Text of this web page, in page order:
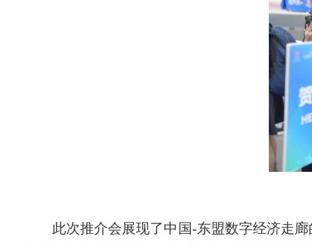
此次推介会展现了中国-东盟数字经济走